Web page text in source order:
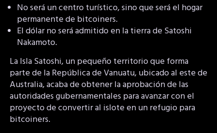
No será un centro turístico, sino que será el hogar
permanente de bitcoiners.
El dólar no será admitido en la tierra de Satoshi
Nakamoto.
La Isla Satoshi, un pequeño territorio que forma
parte de la República de Vanuatu, ubicado al este de
Australia, acaba de obtener la aprobación de las
autoridades gubernamentales para avanzar con el
proyecto de convertir al islote en un refugio para
bitcoiners.